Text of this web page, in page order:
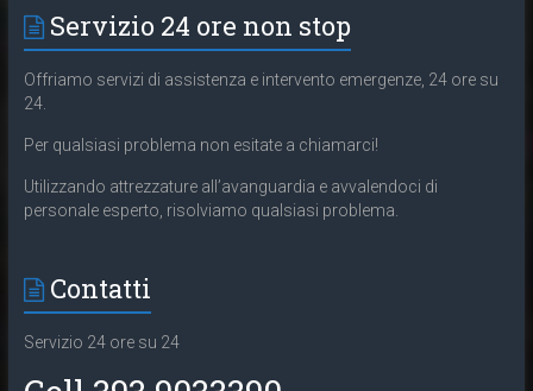
Servizio 24 ore non stop
Offriamo servizi di assistenza e intervento emergenze, 24 ore su
24.
Per qualsiasi problema non esitate a chiamarci!
Utilizzando attrezzature all’avanguardia e avvalendoci di
personale esperto, risolviamo qualsiasi problema.
Contatti
Servizio 24 ore su 24